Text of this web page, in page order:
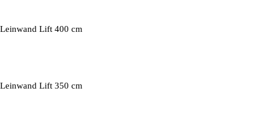
Leinwand Lift 400 cm
Leinwand Lift 350 cm